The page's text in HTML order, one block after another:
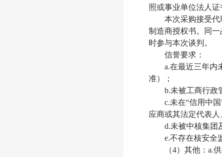
照或事业单位法人
本次采购接受
制造商授权书。同
时参与本次谈判。
信誉要求：
a.在最近三年内
准）；
b.未被工商行政
c.未在“信用中
应商或其法定代表
d.未被中核集团
e.不存在核安全
（4）其他：a.